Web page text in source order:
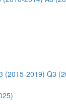
(2015-2019) Q3